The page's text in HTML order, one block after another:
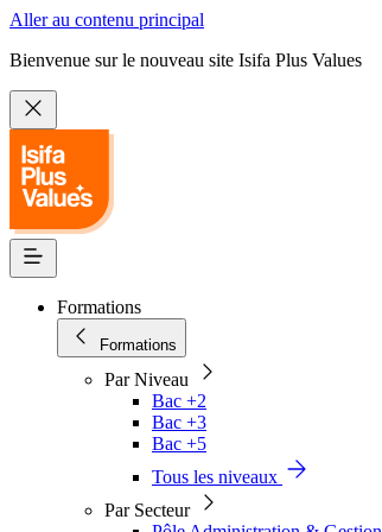
Aller au contenu principal
Bienvenue sur le nouveau site Isifa Plus Values
Formations
Formations
Par Niveau
Bac +2
Bac +3
Bac +5
Tous les niveaux
Par Secteur